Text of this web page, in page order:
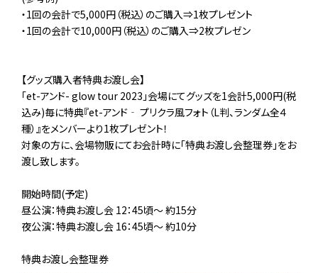
・1回の会計で5,000円（税込）のご購入⇒1枚プレゼント
・1回の会計で10,000円（税込）のご購入⇒2枚プレゼン
【グッズ購入者特典お渡し会】
「et-アンド- glow tour 2023」会場にてグッズを1会計5,000円(税
込み)毎に特典『et-アンド‐ プリクラ風フォト（L判、ランダム全４
種）』をメンバーより1枚プレゼント！
対象の方に、会場物販にてお会計時に「特典お渡し会整理券」をお
渡し致します。
開始時間(予定)
昼公演：特典お渡し会 12：45頃～ 約15分
夜公演：特典お渡し会 16：45頃～ 約10分
特典お渡し会整理券